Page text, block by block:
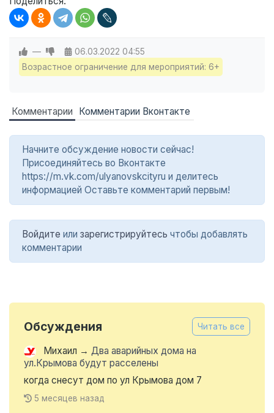
— 06.03.2022 04:55
Возрастное ограничение для мероприятий: 6+
Комментарии Комментарии Вконтакте
Начните обсуждение новости сейчас!
Присоединяйтесь во Вконтакте
https://m.vk.com/ulyanovskcityru и делитесь
информацией Оставьте комментарий первым!
Войдите или зарегистрируйтесь чтобы добавлять
комментарии
Обсуждения Читать все
Михаил → Два аварийных дома на
ул.Крымова будут расселены
когда снесут дом по ул Крымова дом 7
5 месяцев назад